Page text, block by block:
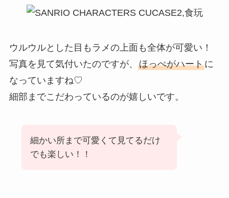
ウルウルとした目もラメの上面も全体が可愛い！
写真を見て気付いたのですが、 ほっぺがハートに
なっていますね♡
細部までこだわっているのが嬉しいです。
細かい所まで可愛くて見てるだけ
でも楽しい！！